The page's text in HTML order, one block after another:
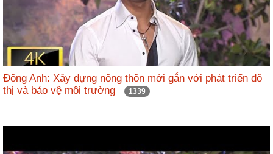
Đông Anh: Xây dựng nông thôn mới gắn với phát triển đô
thị và bảo vệ môi trường
1339